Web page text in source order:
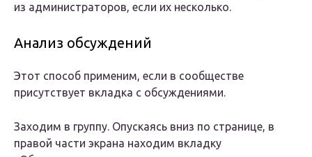
из администраторов, если их несколько.
Анализ обсуждений
Этот способ применим, если в сообществе
присутствует вкладка с обсуждениями.
Заходим в группу. Опускаясь вниз по странице, в
правой части экрана находим вкладку